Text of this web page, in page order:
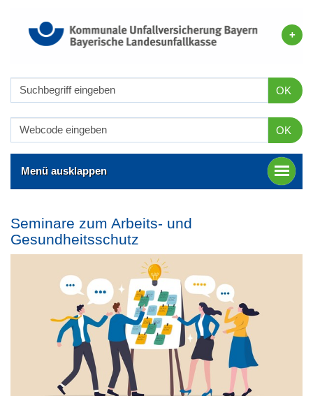
OK
OK
Menü ausklappen
Seminare zum Arbeits- und
Gesundheitsschutz